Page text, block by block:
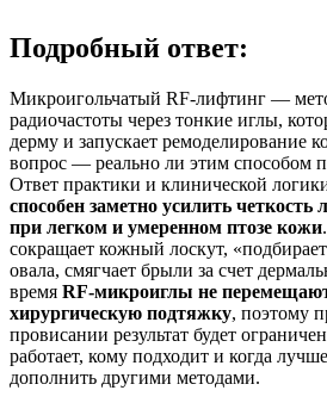
Подробный ответ:
Микроигольчатый RF‑лифтинг —
радиочастоты через тонкие иглы,
дерму и запускает ремоделирование
вопрос — реально ли этим способом
Ответ практики и клинической
способен заметно усилить
при легком и умеренном птозе кожи
сокращает кожный лоскут,
овала, смягчает брыли за счет
время RF‑микроиглы не
хирургическую подтяжку, поэтому
провисании результат будет
работает, кому подходит и когда
дополнить другими методами.